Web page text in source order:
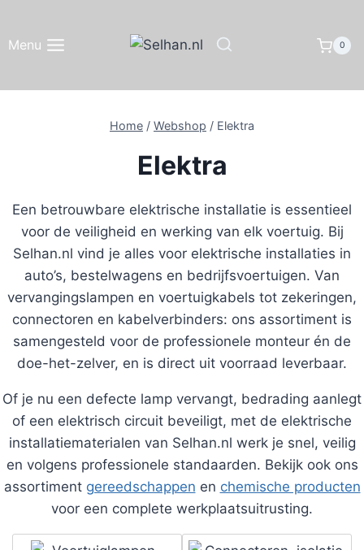
inhoud
Menu 0
Home / Webshop / Elektra
Elektra
Een betrouwbare elektrische installatie is essentieel
voor de veiligheid en werking van elk voertuig. Bij
Selhan.nl vind je alles voor elektrische installaties in
auto’s, bestelwagens en bedrijfsvoertuigen. Van
vervangingslampen en voertuigkabels tot zekeringen,
connectoren en kabelverbinders: ons assortiment is
samengesteld voor de professionele monteur én de
doe-het-zelver, en is direct uit voorraad leverbaar.
Of je nu een defecte lamp vervangt, bedrading aanlegt
of een elektrisch circuit beveiligt, met de elektrische
installatiematerialen van Selhan.nl werk je snel, veilig
en volgens professionele standaarden. Bekijk ook ons
assortiment gereedschappen en chemische producten
voor een complete werkplaatsuitrusting.